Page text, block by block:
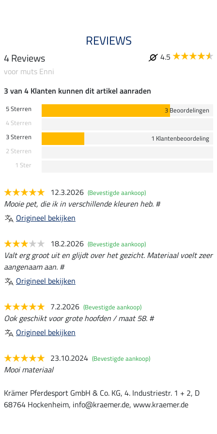
REVIEWS
4 Reviews
4.5
voor muts Enni
3 van 4 Klanten kunnen dit artikel aanraden
5 Sterren
3 Beoordelingen
4 Sterren
3 Sterren
1 Klantenbeoordeling
2 Sterren
1 Ster
12.3.2026 (Bevestigde aankoop)
Mooie pet, die ik in verschillende kleuren heb. #
Origineel bekijken
18.2.2026 (Bevestigde aankoop)
Valt erg groot uit en glijdt over het gezicht. Materiaal voelt zeer
aangenaam aan. #
Origineel bekijken
7.2.2026 (Bevestigde aankoop)
Ook geschikt voor grote hoofden / maat 58. #
Origineel bekijken
23.10.2024 (Bevestigde aankoop)
Mooi materiaal
Krämer Pferdesport GmbH & Co. KG, 4. Industriestr. 1 + 2, D
68764 Hockenheim, info@kraemer.de, www.kraemer.de